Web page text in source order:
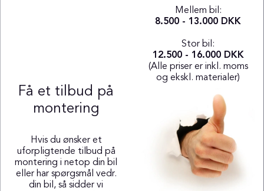
Mellem bil:
8.500 - 13.000 DKK
Stor bil:
12.500 - 16.000 DKK
(Alle priser er inkl. moms
og ekskl. materialer)
Få et tilbud på
montering
Hvis du ønsker et
uforpligtende tilbud på
montering i netop din bil
eller har spørgsmål vedr.
din bil, så sidder vi